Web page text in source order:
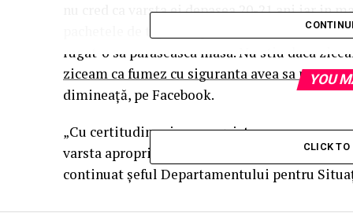
nu cred ca varsta ei depasea 20-21 ani iar in
pachetele de tigari ce pot fi utilizate cu
rugat-o sa paraseasca masa. Nu stiu daca
ziceam ca fumez cu siguranta avea sa
dimineaţă, pe Facebook.
„Cu certitudine cine a angajat-o sa
varsta apropriata de tinta principala a
continuat şeful Departamentului pentru
YOU
CLICK